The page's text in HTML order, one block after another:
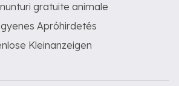
gratuite animale
Apróhirdetés
Kleinanzeigen